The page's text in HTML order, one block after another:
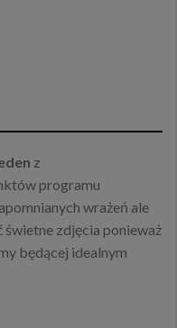
z
programu
wrażeń ale
zdjęcia ponieważ
będącej idealnym